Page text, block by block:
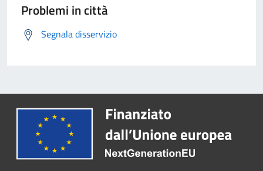
Problemi in città
Segnala disservizio